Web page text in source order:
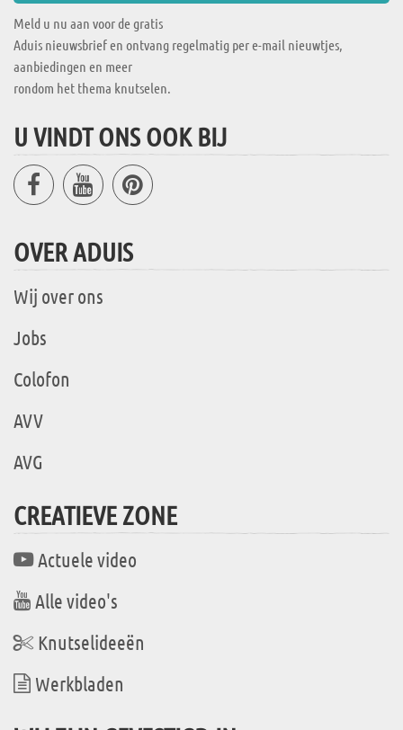
Meld u nu aan voor de gratis
Aduis nieuwsbrief en ontvang regelmatig per e-mail nieuwtjes,
aanbiedingen en meer
rondom het thema knutselen.
U VINDT ONS OOK BIJ
OVER ADUIS
Wij over ons
Jobs
Colofon
AVV
AVG
CREATIEVE ZONE
Actuele video
Alle video's
Knutselideeën
Werkbladen